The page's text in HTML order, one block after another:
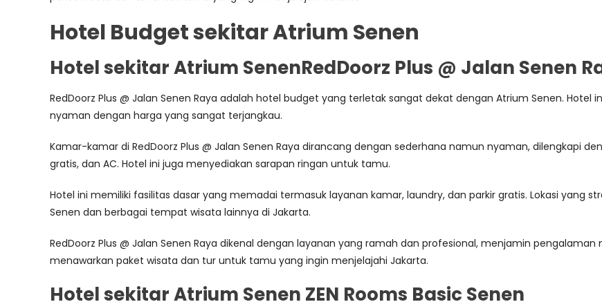
Hotel Budget sekitar Atrium Senen
Hotel sekitar Atrium SenenRedDoorz Plus @ Jalan Senen
RedDoorz Plus @ Jalan Senen Raya adalah hotel budget yang terletak sangat dekat dengan Atrium Senen.
nyaman dengan harga yang sangat terjangkau.
Kamar-kamar di RedDoorz Plus @ Jalan Senen Raya dirancang dengan sederhana namun nyaman, dilengkapi
gratis, dan AC. Hotel ini juga menyediakan sarapan ringan untuk tamu.
Hotel ini memiliki fasilitas dasar yang memadai termasuk layanan kamar, laundry, dan parkir gratis. Lokasi yang
Senen dan berbagai tempat wisata lainnya di Jakarta.
RedDoorz Plus @ Jalan Senen Raya dikenal dengan layanan yang ramah dan profesional, menjamin
menawarkan paket wisata dan tur untuk tamu yang ingin menjelajahi Jakarta.
Hotel sekitar Atrium Senen ZEN Rooms Basic Senen